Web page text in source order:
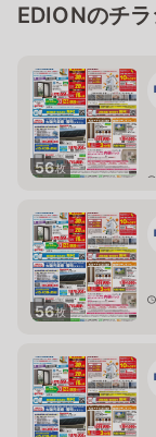
EDIONのチ
56枚
56枚